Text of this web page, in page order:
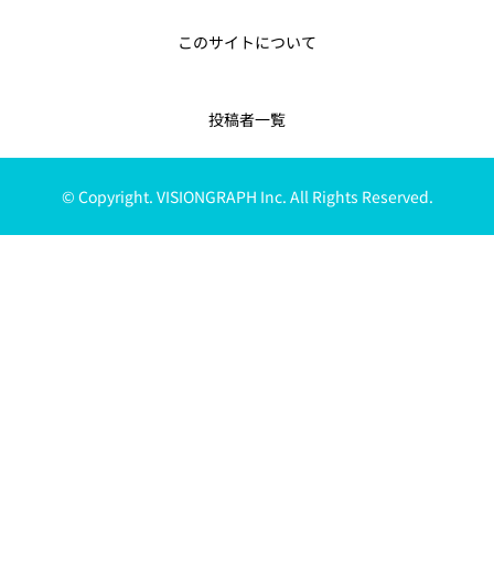
このサイトについて
投稿者一覧
© Copyright. VISIONGRAPH Inc. All Rights Reserved.